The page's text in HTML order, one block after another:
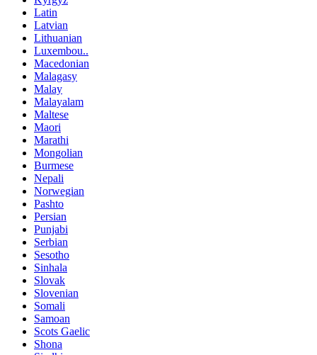
Latin
Latvian
Lithuanian
Luxembou..
Macedonian
Malagasy
Malay
Malayalam
Maltese
Maori
Marathi
Mongolian
Burmese
Nepali
Norwegian
Pashto
Persian
Punjabi
Serbian
Sesotho
Sinhala
Slovak
Slovenian
Somali
Samoan
Scots Gaelic
Shona